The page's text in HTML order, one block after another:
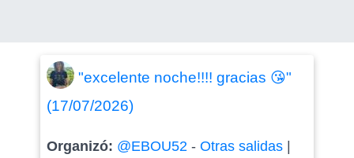
"excelente noche!!!! gracias 😘"
(17/07/2026)
Organizó: @EBOU52- Otras salidas|